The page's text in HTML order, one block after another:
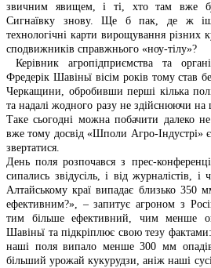
звичним явищем, і ті, хто там вже
Сигнаївку знову. Ще б пак, де ж
технологічні карти вирощування різних
сподвижників справжнього «ноу-тілу»?
Керівник агропідприємства та
Фредерік Шавіньї вісім років тому став
Черкащини, обробивши перші кілька
та надалі жодного разу не здійснюючи на
Таке сьогодні можна побачити далеко
вже тому досвід «Шполи Агро-Індустрі»
звертатися.
День поля розпочався з прес-
сипались звідусіль, і від журналістів, і
Алтайському краї випадає близько 350
ефективним?», – запитує агроном з
тим більше ефективний, чим менше
Шавіньї та підкріплює свою тезу
наші поля випало менше 300 мм
більший урожай кукурудзи, аніж наші